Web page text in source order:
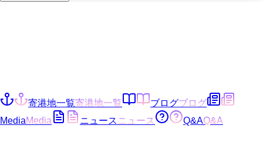
寄港地一覧寄港地一覧 ブログブログ
MediaMedia ニュース ニュース Q&AQ&A